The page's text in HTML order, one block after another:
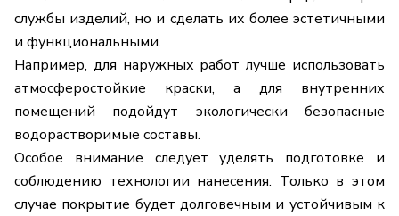
службы изделий, но и сделать их более эстетичными
и функциональными.
Например, для наружных работ лучше использовать
атмосферостойкие краски, а для внутренних
помещений подойдут экологически безопасные
водорастворимые составы.
Особое внимание следует уделять подготовке и
соблюдению технологии нанесения. Только в этом
случае покрытие будет долговечным и устойчивым к